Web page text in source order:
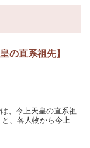
の直系祖先】
、今上天皇の直系祖
、各人物から今上